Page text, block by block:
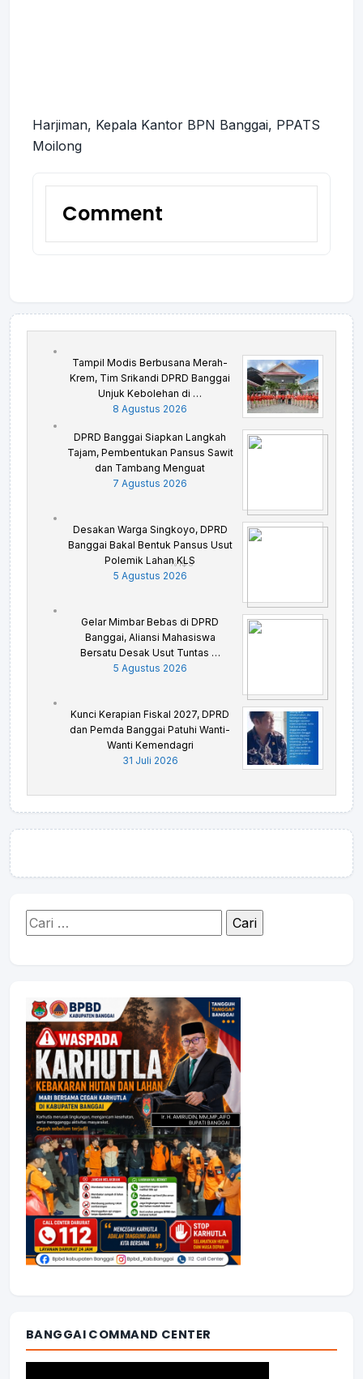
Harjiman, Kepala Kantor BPN Banggai, PPATS
Moilong
Comment
%1$S
Tampil Modis Berbusana Merah-
Krem, Tim Srikandi DPRD Banggai
Unjuk Kebolehan di …
8 Agustus 2026
DPRD Banggai Siapkan Langkah
Tajam, Pembentukan Pansus Sawit
dan Tambang Menguat
7 Agustus 2026
Desakan Warga Singkoyo, DPRD
Banggai Bakal Bentuk Pansus Usut
Polemik Lahan KLS
5 Agustus 2026
Gelar Mimbar Bebas di DPRD
Banggai, Aliansi Mahasiswa
Bersatu Desak Usut Tuntas …
5 Agustus 2026
Kunci Kerapian Fiskal 2027, DPRD
dan Pemda Banggai Patuhi Wanti-
Wanti Kemendagri
31 Juli 2026
Cari
untuk:
BANGGAI COMMAND CENTER